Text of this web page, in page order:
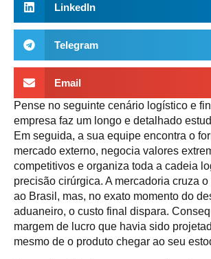
LinkedIn
Telegram
Email
Pense no seguinte cenário logístico e
empresa faz um longo e detalhado
Em seguida, a sua equipe encontra o
mercado externo, negocia valores
competitivos e organiza toda a cadeia
precisão cirúrgica. A mercadoria cruza
ao Brasil, mas, no exato momento do
aduaneiro, o custo final dispara.
margem de lucro que havia sido
mesmo de o produto chegar ao seu